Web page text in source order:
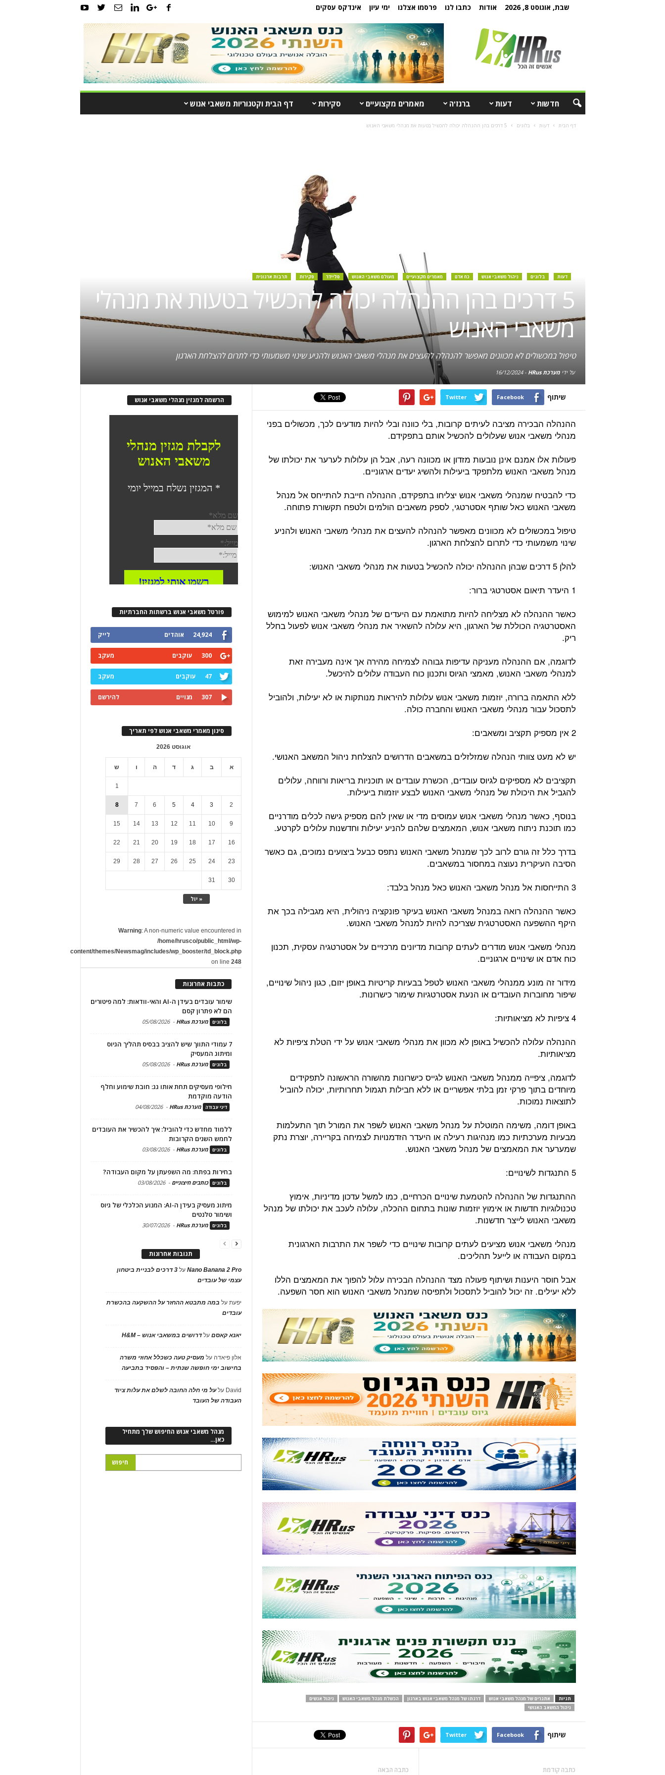
שבת, אוגוסט 8, 2026 אודות כתבו לנו פרסמו אצלנו ימי עיון אינדקס עסקים
חדשות דעות ברנז'ה מאמרים מקצועיים סקירות דף הבית וקטגוריות משאבי אנוש
דף הבית דעות בלוגים 5 דרכים בהן ההנהלה יכולה להכשיל בטעות את מנהלי משאבי האנוש
דעות בלוגים ניהול משאבי אנוש כח אדם מאמרים מקצועיים מעולם משאבי האנוש סליידר סקירות תרבות ארגונית
5 דרכים בהן ההנהלה יכולה להכשיל בטעות את מנהלי
משאבי האנוש
טיפול במכשולים לא מכוונים מאפשר להנהלה להעצים את מנהלי משאבי האנוש ולהניע שינוי משמעותי כדי לתרום להצלחת הארגון
על ידימערכת HRus -
16/12/2024
שיתוף Facebook
Twitter
ההנהלה הבכירה מציבה לעיתים קרובות, בלי כוונה ובלי להיות מודעים לכך, מכשולים בפני
מנהלי משאבי אנוש שעלולים להכשיל אותם בתפקידם.
פעולות אלו אמנם אינן נובעות מזדון או מכוונה רעה, אבל הן עלולות לערער את יכולתו של
מנהל משאבי האנוש מלתפקד ביעילות ולהשיג יעדים ארגוניים.
כדי להבטיח שמנהלי משאבי אנוש יצליחו בתפקידם, ההנהלה חייבת להתייחס אל מנהל
משאבי האנוש כאל שותף אסטרטגי, לספק משאבים הולמים ולטפח תקשורת פתוחה.
טיפול במכשולים לא מכוונים מאפשר להנהלה להעצים את מנהלי משאבי האנוש ולהניע
שינוי משמעותי כדי לתרום להצלחת הארגון.
להלן 5 דרכים שבהן ההנהלה יכולה להכשיל בטעות את מנהלי משאבי האנוש:
1 היעדר תיאום אסטרטגי ברור:
כאשר ההנהלה לא מצליחה להיות מתואמת עם היעדים של מנהלי משאבי האנוש למימוש
האסטרטגיה הכוללת של הארגון, היא עלולה להשאיר את מנהלי משאבי אנוש לפעול בחלל
ריק.
לדוגמה, אם ההנהלה מעניקה עדיפות גבוהה לצמיחה מהירה אך אינה מעבירה זאת
למנהלי משאבי האנוש, מאמצי הגיוס ותכנון כוח העבודה עלולים להיכשל.
ללא התאמה ברורה, יוזמות משאבי אנוש עלולות להיראות מנותקות או לא יעילות, ולהוביל
לתסכול עבור מנהלי משאבי האנוש והחברה כולה.
2 אין מספיק תקציב ומשאבים:
יש לא מעט צוותי הנהלה שמזלזלים במשאבים הדרושים להצלחת ניהול המשאב האנושי.
תקציבים לא מספיקים לגיוס עובדים, הכשרת עובדים או תוכניות בריאות ורווחה, עלולים
להגביל את היכולת של מנהלי משאבי האנוש לבצע יוזמות ביעילות.
בנוסף, כאשר מנהלי משאבי אנוש עמוסים מדי או שאין להם מספיק גישה לכלים מודרניים
כמו תוכנת ניתוח משאבי אנוש, המאמצים שלהם להניע יעילות וחדשנות עלולים לקרטע.
בדרך כלל זה גורם לרוב לכך שמנהל משאבי האנוש נתפס כבעל ביצועים נמוכים, גם כאשר
הסיבה העיקרית נעוצה במחסור במשאבים.
3 התייחסות אל מנהל משאבי האנוש כאל מנהל בלבד:
כאשר ההנהלה רואה במנהל משאבי האנוש בעיקר פונקציה ניהולית, היא מגבילה בכך את
היקף ההשפעה האסטרטגית שצריכה להיות למנהל משאבי האנוש.
מנהלי משאבי אנוש מודרים לעתים קרובות מדיונים מרכזיים על אסטרטגיה עסקית, תכנון
כוח אדם או שינויים ארגוניים.
מידור זה מונע ממנהלי משאבי האנוש לטפל בבעיות קריטיות באופן יזום, כגון ניהול שינויים,
שיפור מחוברות העובדים או הנעת אסטרטגיות שימור כישרונות.
4 ציפיות לא מציאותיות:
ההנהלה עלולה להכשיל באופן לא מכוון את מנהלי משאבי אנוש על ידי הטלת ציפיות לא
מציאותיות.
לדוגמה, ציפייה ממנהל משאבי האנוש לגייס כישרונות מהשורה הראשונה לתפקידים
מיוחדים בתוך פרקי זמן בלתי אפשריים או ללא חבילות תגמול תחרותיות, יכולה להוביל
לתוצאות נמוכות.
באופן דומה, משימה המוטלת על מנהל משאבי האנוש לשפר את המורל תוך התעלמות
מבעיות מערכתיות כמו מנהיגות רעילה או היעדר הזדמנויות לצמיחה בקריירה, יוצרת נתק
שמערער את המאמצים של מנהל משאבי האנוש.
5 התנגדות לשינויים:
ההתנגדות של ההנהלה להטמעת שינויים הכרחיים, כמו למשל עדכון מדיניות, אימוץ
טכנולוגיות חדשות או אימוץ יוזמות שונות בתחום ההכלה, עלולה לעכב את יכולתו של מנהל
משאבי האנוש לייצר חדשנות.
מנהלי משאבי אנוש מציעים לעתים קרובות שינויים כדי לשפר את התרבות הארגונית
במקום העבודה או לייעל תהליכים.
אבל חוסר היענות ושיתוף פעולה מצד ההנהלה הבכירה עלול להפוך את המאמצים הללו
ללא יעילים. זה יכול להוביל לתסכול ולתפיסה שמנהל משאבי האנוש הוא חסר השפעה.
תגיות אתגרים של מנהל משאבי אנוש דרגתו של מנהל משאבי אנוש בארגון הכשלת מנהל משאבי האנוש
ניהול אנשים
ניהול המשאב האנושי
שיתוף Facebook
Twitter
כתבה קודמת כתבה הבאה
הרשמה למגזין מנהלי משאבי אנוש
פורטל משאבי אנוש ברשתות החברתיות
24,924 אוהדים לייק
300 עוקבים מעקב
47 עוקבים מעקב
307 מנויים להירשם
סינון מאמרי משאבי אנוש לפי תאריך
אוגוסט 2026
א ב ג ד ה ו ש
« יול
1
2
3
4
5
6
7
8
9
10
11
12
13
14
15
16
17
18
19
20
21
22
23
24
25
26
27
28
29
30
31
Warning: A non-numeric value encountered in
/home/hrusco/public_html/wp-
content/themes/Newsmag/includes/wp_booster/td_block.php
on line248
כתבות אחרונות
שימור עובדים בעידן ה-AI והאי-וודאות: למה פיטורים
הם לא פתרון קסם
בלוגים מערכת HRus -
05/08/2026
7 עמודי התווך שיש להציב בבסיס תהליך הגיוס
ומיתוג המעסיק
בלוגים מערכת HRus -
05/08/2026
חילופי מעסיקים תחת אותו גג: חובת שימוע וחלף
הודעה מוקדמת
דיני עבודה מערכת HRus -
04/08/2026
ללמוד מחדש כדי להוביל: איך להכשיר את העובדים
לחמש השנים הקרובות
בלוגים מערכת HRus -
03/08/2026
בחירות בפתח: מה השפעתן על מקום העבודה?
בלוגים כותבים חיצוניים -
03/08/2026
מיתוג מעסיק בעידן ה-AI: המנוע הכלכלי של גיוס
ושימור טלנטים
בלוגים מערכת HRus -
30/07/2026
תגובות אחרונות
Nano Banana 2 Proעל
3 דרכים לבניית ביטחון
עצמי של עובדים
יפעתעל במה מתבטא ההחזר על ההשקעה בהכשרת
עובדים
יאנא קאסםעלדרושים במשאבי אנוש – H&M
אלון פיאדה על מעסיק טעה כשכלל אחוזי משרה
בחישוב ימי חופשה שנתית – והפסיד בתביעה
David עלעל מי חלה החובה לשלם את עלות ציוד
העבודה של העובד
מנהל משאבי אנוש החיפוש שלך מתחיל
כאן…